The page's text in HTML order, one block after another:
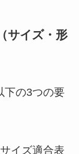
サイズ・形
下の3つの要
イズ適合表